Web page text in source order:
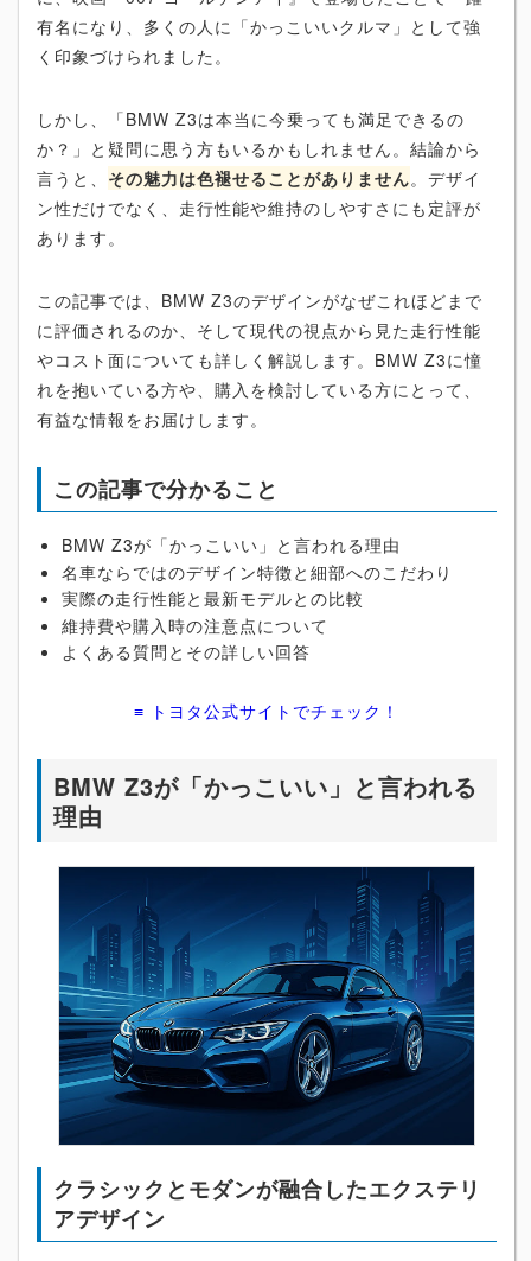
有名になり、多くの人に「かっこいいクルマ」として強
く印象づけられました。
しかし、「BMW Z3は本当に今乗っても満足できるの
か？」と疑問に思う方もいるかもしれません。結論から
言うと、 その魅力は色褪せることがありません。デザイ
ン性だけでなく、走行性能や維持のしやすさにも定評が
あります。
この記事では、BMW Z3のデザインがなぜこれほどまで
に評価されるのか、そして現代の視点から見た走行性能
やコスト面についても詳しく解説します。BMW Z3に憧
れを抱いている方や、購入を検討している方にとって、
有益な情報をお届けします。
この記事で分かること
BMW Z3が「かっこいい」と言われる理由
名車ならではのデザイン特徴と細部へのこだわり
実際の走行性能と最新モデルとの比較
維持費や購入時の注意点について
よくある質問とその詳しい回答
≡ トヨタ公式サイトでチェック！
BMW Z3が「かっこいい」と言われる
理由
クラシックとモダンが融合したエクステリ
アデザイン